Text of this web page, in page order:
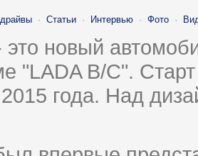
· Статьи · Интервью · Фото ·
это новый
"LADA B/C".
года. Над